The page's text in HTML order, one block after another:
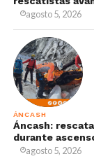
agosto 5, 2026
ÁNCASH
Áncash:
durante
agosto 5, 2026